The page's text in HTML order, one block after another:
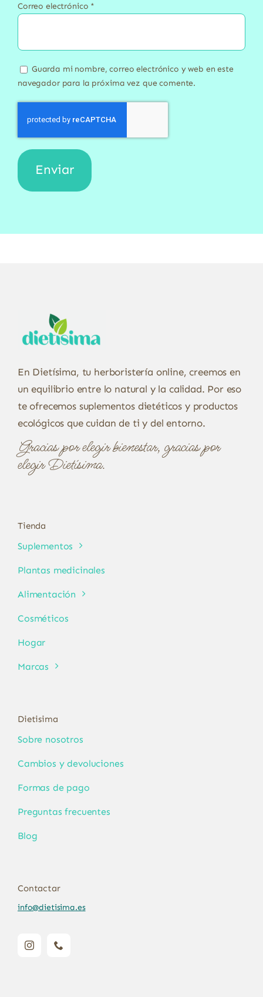
Correo electrónico *
Guarda mi nombre, correo electrónico y web en este
navegador para la próxima vez que comente.
En Dietísima, tu herboristería online, creemos en
un equilibrio entre lo natural y la calidad. Por eso
te ofrecemos suplementos dietéticos y productos
ecológicos que cuidan de ti y del entorno.
Gracias por elegir bienestar, gracias por
elegir Dietísima.
Tienda
Suplementos
Plantas medicinales
Alimentación
Cosméticos
Hogar
Marcas
Dietisima
Sobre nosotros
Cambios y devoluciones
Formas de pago
Preguntas frecuentes
Blog
Contactar
info@dietisima.es